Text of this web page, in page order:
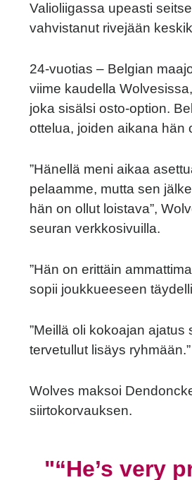
Valioliigassa upeasti
vahvistanut rivejään
24-vuotias – Belgian
viime kaudella
joka sisälsi osto-option.
ottelua, joiden aikana hän
”Hänellä meni aikaa
pelaamme, mutta sen
hän on ollut loistava”,
seuran verkkosivuilla.
”Hän on erittäin
sopii joukkueeseen
”Meillä oli kokoajan
tervetullut lisäys ryhmään.”
Wolves maksoi
siirtokorvauksen.
“He’s very